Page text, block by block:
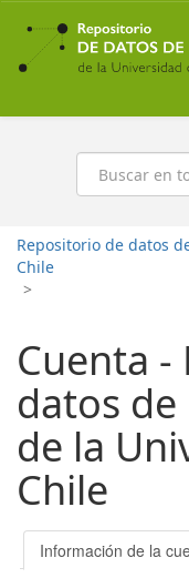
Ir
contenido
principal
Buscar
Repositorio de datos
Chile
>
Cuenta
datos
de la
Chile
Información de la